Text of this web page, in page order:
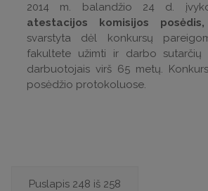
2014 m. balandžio 24 d.
atestacijos komisijos posėdis,
svarstyta dėl konkursų
fakultete užimti ir darbo sutarčių
darbuotojais virš 65 metų.
posėdžio protokoluose.
Puslapis 248 iš 258